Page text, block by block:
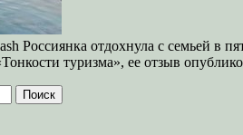
Россиянка отдохнула с семьей в
туризма», ее отзыв